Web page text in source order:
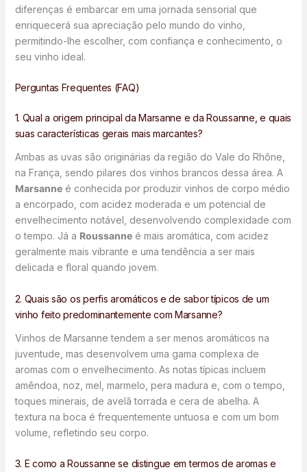
diferenças é embarcar em uma jornada sensorial que
enriquecerá sua apreciação pelo mundo do vinho,
permitindo-lhe escolher, com confiança e conhecimento, o
seu vinho ideal.
Perguntas Frequentes (FAQ)
1. Qual a origem principal da Marsanne e da Roussanne, e quais
suas características gerais mais marcantes?
Ambas as uvas são originárias da região do Vale do Rhône,
na França, sendo pilares dos vinhos brancos dessa área. A
Marsanneé conhecida por produzir vinhos de corpo médio
a encorpado, com acidez moderada e um potencial de
envelhecimento notável, desenvolvendo complexidade com
o tempo. Já a Roussanneé mais aromática, com acidez
geralmente mais vibrante e uma tendência a ser mais
delicada e floral quando jovem.
2. Quais são os perfis aromáticos e de sabor típicos de um
vinho feito predominantemente com Marsanne?
Vinhos de Marsanne tendem a ser menos aromáticos na
juventude, mas desenvolvem uma gama complexa de
aromas com o envelhecimento. As notas típicas incluem
amêndoa, noz, mel, marmelo, pera madura e, com o tempo,
toques minerais, de avelã torrada e cera de abelha. A
textura na boca é frequentemente untuosa e com um bom
volume, refletindo seu corpo.
3. E como a Roussanne se distingue em termos de aromas e